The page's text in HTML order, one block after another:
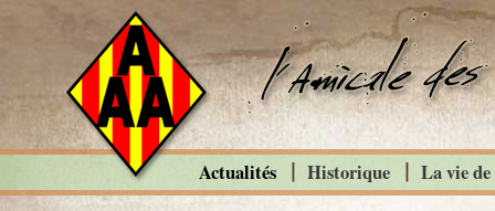
Actualités Historique La vie